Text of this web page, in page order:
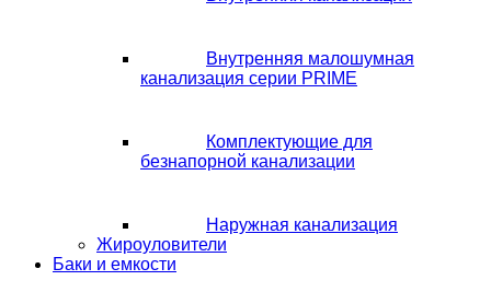
Внутренняя малошумная
канализация серии PRIME
Комплектующие для
безнапорной канализации
Наружная канализация
Жироуловители
Баки и емкости